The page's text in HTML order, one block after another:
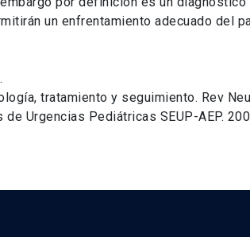
un enfrentamiento adecuado del
tratamiento y seguimiento. Rev
Urgencias Pediátricas SEUP-AEP.